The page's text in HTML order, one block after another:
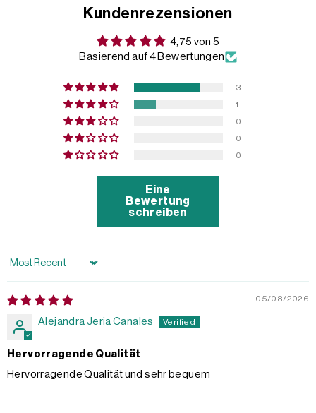
Kundenrezensionen
4,75 von 5
Basierend auf 4 Bewertungen
3
1
0
0
0
Eine
Bewertung
schreiben
Sort by
05/08/2026
Alejandra Jeria Canales
Hervorragende Qualität
Hervorragende Qualität und sehr bequem